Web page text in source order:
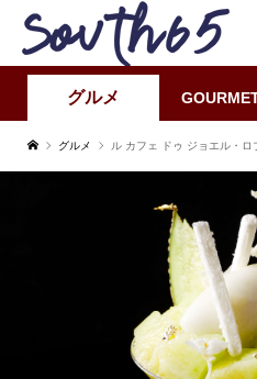
グルメ
グルメ ル カフェ ドゥ ジョエル・